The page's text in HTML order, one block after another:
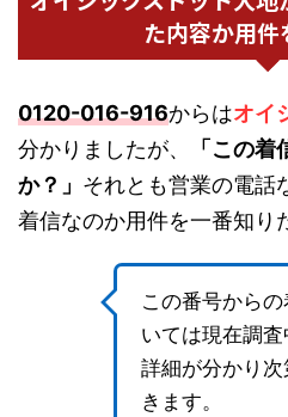
た内容か用
0120-016-916からはオイ
分かりましたが、
「この
か？」 それとも営業の電話
着信なのか用件を一番知り
この番号から
いては現在調査
詳細が分かり
きます。